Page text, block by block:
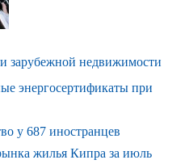
энергосертификаты при
у 687 иностранцев
жилья Кипра за июль